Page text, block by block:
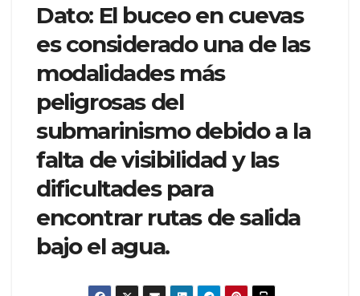
Dato: El buceo en cuevas
es considerado una de las
modalidades más
peligrosas del
submarinismo debido a la
falta de visibilidad y las
dificultades para
encontrar rutas de salida
bajo el agua.